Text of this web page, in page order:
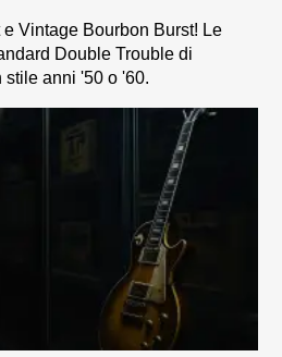
Vintage Bourbon Burst! Le
Double Trouble di
anni '50 o '60.